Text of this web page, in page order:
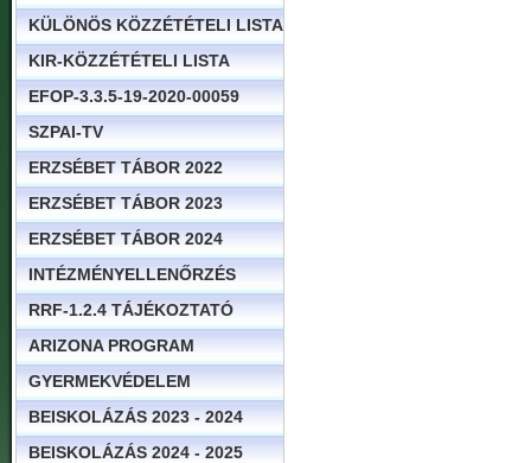
KÜLÖNÖS KÖZZÉTÉTELI LISTA
KIR-KÖZZÉTÉTELI LISTA
EFOP-3.3.5-19-2020-00059
SZPAI-TV
ERZSÉBET TÁBOR 2022
ERZSÉBET TÁBOR 2023
ERZSÉBET TÁBOR 2024
INTÉZMÉNYELLENŐRZÉS
RRF-1.2.4 TÁJÉKOZTATÓ
ARIZONA PROGRAM
GYERMEKVÉDELEM
BEISKOLÁZÁS 2023 - 2024
BEISKOLÁZÁS 2024 - 2025